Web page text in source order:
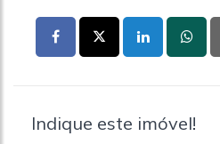
Indique este imóvel!